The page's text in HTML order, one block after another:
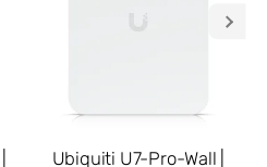
Ubiquiti U7-Pro-Wall |